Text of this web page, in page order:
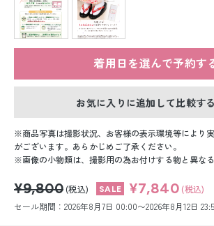
留袖レンタル
スーツレンタル
色打掛&紋付袴レンタル
白無垢&紋付袴レンタル
小物販売品
着用日を選んで予約す
お気に入りに追加して比較する
商品写真は撮影状況、お客様の表示環境等により
がございます。あらかじめご了承ください。
画像の小物類は、撮影用の為お付けする物と異な
¥9,800 (税込) ¥7,840 (税込)
セール期間：2026年8月7日 00:00〜2026年8月12日